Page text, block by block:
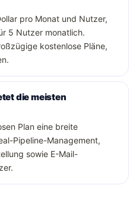
pro Monat und Nutzer,
5 Nutzer monatlich.
kostenlose Pläne,
die meisten
Plan eine breite
Pipeline-Management,
sowie E-Mail-